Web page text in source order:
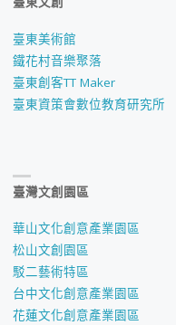
臺東美術館
鐵花村音樂聚落
臺東創客TT Maker
臺東資策會數位教育研究所
臺灣文創園區
華山文化創意產業園區
松山文創園區
駁二藝術特區
台中文化創意產業園區
花蓮文化創意產業園區